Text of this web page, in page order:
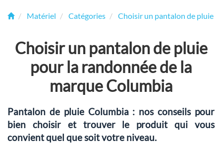
Matériel Catégories Choisir un pantalon de pluie
Choisir un pantalon de pluie
pour la randonnée de la
marque Columbia
Pantalon de pluie Columbia : nos conseils pour
bien choisir et trouver le produit qui vous
convient quel que soit votre niveau.